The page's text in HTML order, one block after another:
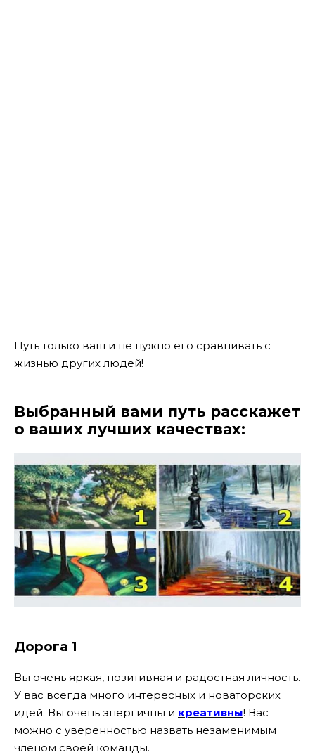
Путь только ваш и не нужно его сравнивать с
жизнью других людей!
Выбранный вами путь расскажет
о ваших лучших качествах:
Дорога 1
Вы очень яркая, позитивная и радостная личность.
У вас всегда много интересных и новаторских
идей. Вы очень энергичны и креативны! Вас
можно с уверенностью назвать незаменимым
членом своей команды.